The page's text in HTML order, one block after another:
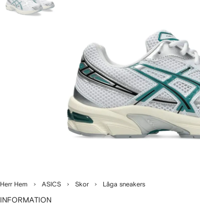
Herr Hem ASICS Skor Låga sneakers
INFORMATION